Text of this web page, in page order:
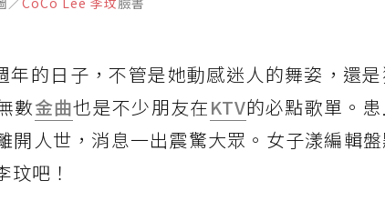
年的日子，不管是她動感迷人的舞姿，還
數金曲也是不少朋友在KTV的必點歌單。
開人世，消息一出震驚大眾。女子漾編輯
吧！